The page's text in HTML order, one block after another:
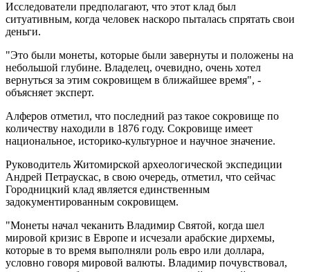
Исследователи предполагают, что этот клад был
ситуативным, когда человек наскоро пыталась спрятать свои
деньги.
"Это были монеты, которые были завернуты и положены на
небольшой глубине. Владелец, очевидно, очень хотел
вернуться за этим сокровищем в ближайшее время", -
объясняет эксперт.
Алферов отметил, что последний раз такое сокровище по
количеству находили в 1876 году. Сокровище имеет
национальное, историко-культурное и научное значение.
Руководитель Житомирской археологической экспедиции
Андрей Петраускас, в свою очередь, отметил, что сейчас
Городницкий клад является единственным
задокументированным сокровищем.
"Монеты начал чеканить Владимир Святой, когда шел
мировой кризис в Европе и исчезали арабские дирхемы,
которые в то время выполняли роль евро или доллара,
условно говоря мировой валюты. Владимир почувствовал,